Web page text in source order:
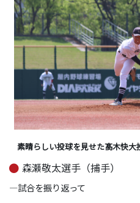
素晴らしい投球を見せた髙木快大
森瀬敬太選手（捕手）
―試合を振り返って